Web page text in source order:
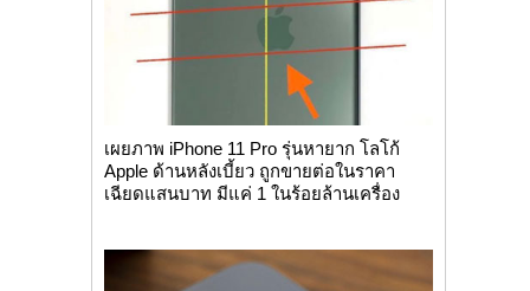
เผยภาพ iPhone 11 Pro รุ่นหายาก โลโก้
Apple ด้านหลังเบี้ยว ถูกขายต่อในราคา
เฉียดแสนบาท มีแค่ 1 ในร้อยล้านเครื่อง